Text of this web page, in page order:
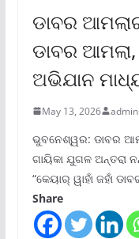
ଡାବର
ଡାବର ଆମଲା,
ଅଭିଯାନ
May 13, 2026 admin
ଭୁବନେଶ୍ୱର: ଡାବର
ଗାୟିକା ଯୁଗଳ ଅନ୍ତରା
“କେୟାର୍ ୱାହାଁ ଜହାଁ
Share